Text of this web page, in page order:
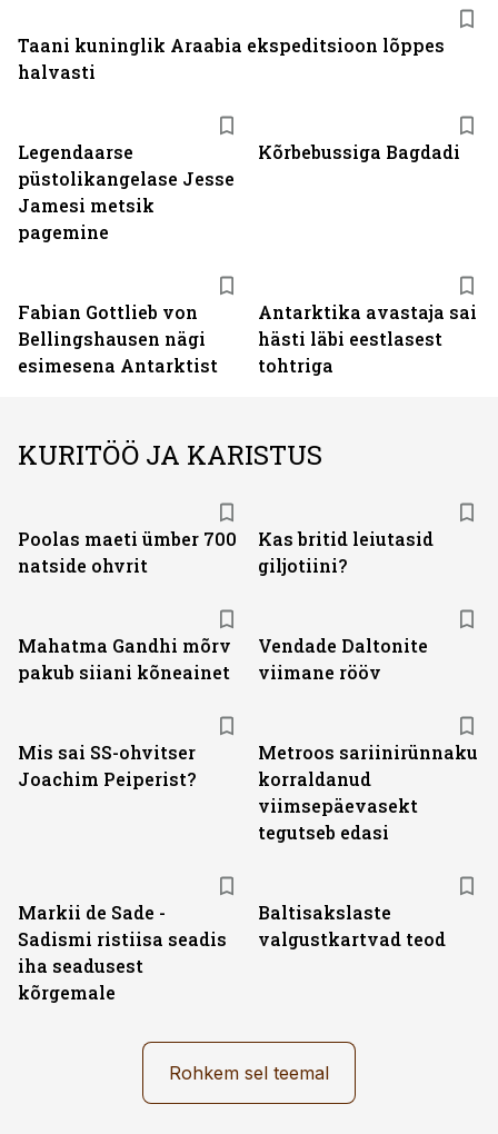
Legendaarse
püstolikangelase Jesse
Jamesi metsik
pagemine
Kõrbebussiga Bagdadi
Fabian Gottlieb von
Bellingshausen nägi
esimesena Antarktist
Antarktika avastaja sai
hästi läbi eestlasest
tohtriga
Taani kuninglik Araabia ekspeditsioon lõppes
halvasti
KURITÖÖ JA KARISTUS
Poolas maeti ümber 700
natside ohvrit
Kas britid leiutasid
giljotiini?
Mahatma Gandhi mõrv
pakub siiani kõneainet
Vendade Daltonite
viimane rööv
Mis sai SS-ohvitser
Joachim Peiperist?
Metroos sariinirünnaku
korraldanud
viimsepäevasekt
tegutseb edasi
Markii de Sade -
Sadismi ristiisa seadis
iha seadusest
kõrgemale
Baltisakslaste
valgustkartvad teod
Rohkem sel teemal